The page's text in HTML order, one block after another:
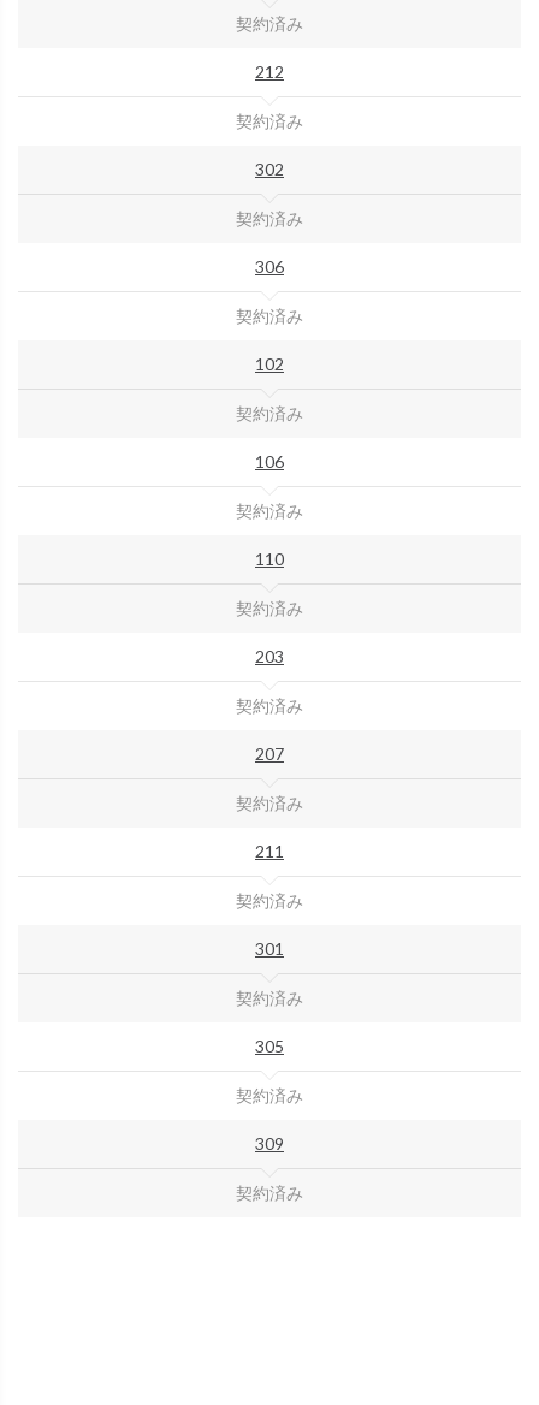
契約済み
212
契約済み
302
契約済み
306
契約済み
102
契約済み
106
契約済み
110
契約済み
203
契約済み
207
契約済み
211
契約済み
301
契約済み
305
契約済み
309
契約済み